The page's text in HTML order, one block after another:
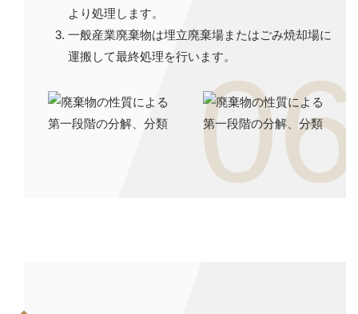
より処理します。
一般産業廃棄物は埋立廃棄場またはごみ焼却場に
運搬して最終処理を行います。06